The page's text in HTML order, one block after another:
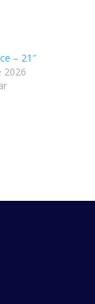
– 21″
2026